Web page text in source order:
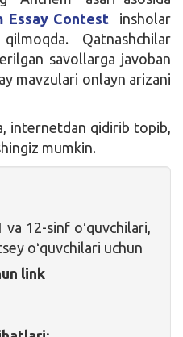
Essay Contest insholar
Qatnashchilar
savollarga javoban
mavzulari onlayn arizani
internetdan qidirib topib,
mumkin.
12-sinf oʻquvchilari,
oʻquvchilari uchun
link